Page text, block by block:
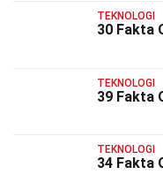
TEKNOLOGI
30 Fakta
TEKNOLOGI
39 Fakta
TEKNOLOGI
34 Fakta